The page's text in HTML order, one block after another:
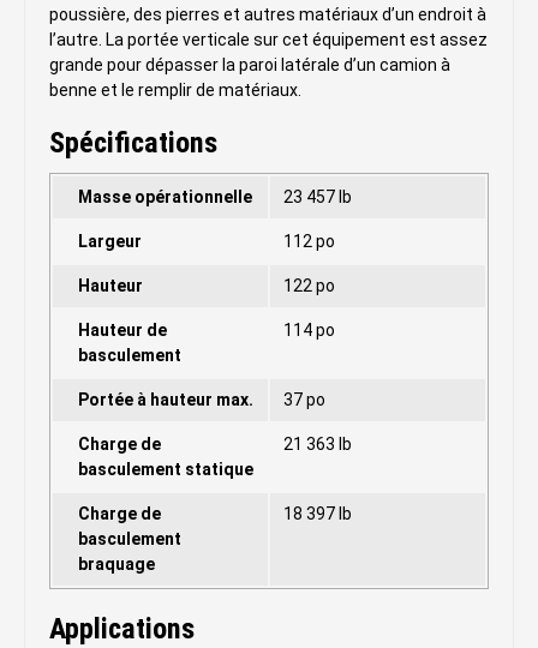
poussière, des pierres et autres matériaux d’un endroit à
l’autre. La portée verticale sur cet équipement est assez
grande pour dépasser la paroi latérale d’un camion à
benne et le remplir de matériaux.
Spécifications
Masse opérationnelle 23 457 lb
Largeur 112 po
Hauteur 122 po
Hauteur de
basculement
114 po
Portée à hauteur max. 37 po
Charge de
basculement statique
21 363 lb
Charge de
basculement
braquage
18 397 lb
Applications